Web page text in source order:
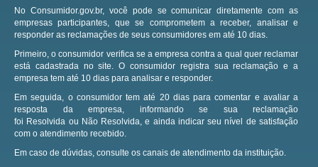
No Consumidor.gov.br, você pode se comunicar diretamente com as
empresas participantes, que se comprometem a receber, analisar e
responder as reclamações de seus consumidores em até 10 dias.
Primeiro, o consumidor verifica se a empresa contra a qual quer reclamar
está cadastrada no site.O consumidor registra sua reclamação e a
empresa tem até 10 dias para analisar e responder.
Em seguida, o consumidor tem até 20 dias para comentar e avaliar a
resposta da empresa, informando se sua reclamação
foi Resolvida ou Não Resolvida, e ainda indicar seu nível de satisfação
com o atendimento recebido.
Em caso de dúvidas, consulte os canais de atendimento da instituição.